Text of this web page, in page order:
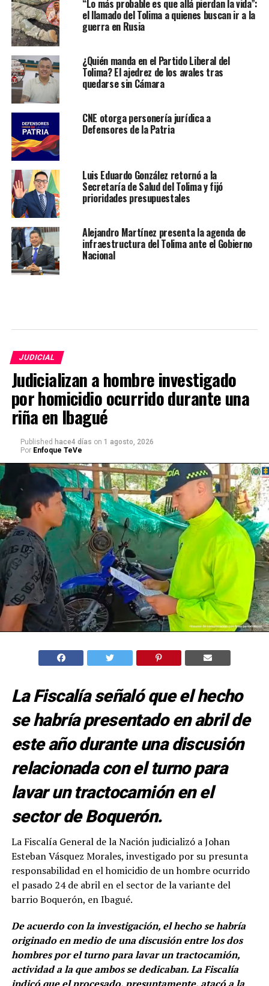
“Lo más probable es que allá pierdan la vida”:
el llamado del Tolima a quienes buscan ir a la
guerra en Rusia
¿Quién manda en el Partido Liberal del
Tolima? El ajedrez de los avales tras
quedarse sin Cámara
CNE otorga personería jurídica a
Defensores de la Patria
Luis Eduardo González retornó a la
Secretaría de Salud del Tolima y fijó
prioridades presupuestales
Alejandro Martínez presenta la agenda de
infraestructura del Tolima ante el Gobierno
Nacional
JUDICIAL
Judicializan a hombre investigado
por homicidio ocurrido durante una
riña en Ibagué
Published hace4 días on 1 agosto, 2026
Por Enfoque TeVe
La Fiscalía señaló que el hecho
se habría presentado en abril de
este año durante una discusión
relacionada con el turno para
lavar un tractocamión en el
sector de Boquerón.
La Fiscalía General de la Nación judicializó a Johan
Esteban Vásquez Morales, investigado por su presunta
responsabilidad en el homicidio de un hombre ocurrido
el pasado 24 de abril en el sector de la variante del
barrio Boquerón, en Ibagué.
De acuerdo con la investigación, el hecho se habría
originado en medio de una discusión entre los dos
hombres por el turno para lavar un tractocamión,
actividad a la que ambos se dedicaban. La Fiscalía